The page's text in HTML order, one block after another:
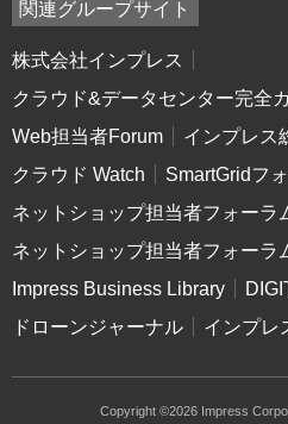
関連グループサイト
株式会社インプレス
クラウド&データセンター完全
Web担当者Forum
インプレス
クラウド Watch
SmartGridフ
ネットショップ担当者フォーラ
ネットショップ担当者フォーラ
Impress Business Library
ドローンジャーナル
インプレ
Copyright ©2026 Impress